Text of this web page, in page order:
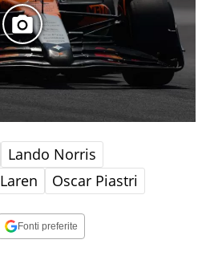
Lando Norris
Oscar Piastri
Fonti preferite